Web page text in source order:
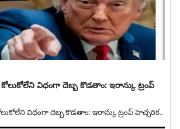
కోలుకోలేని విధంగా దెబ్బ కొడతాం: ఇరాన్కు ట్రంప్
విధంగా దెబ్బ కొడతాం: ఇరాన్కు ట్రంప్ హెచ్చరిక..